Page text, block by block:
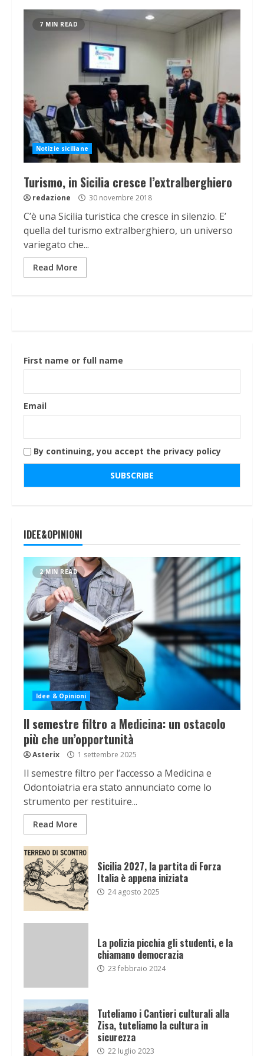
7 MIN READ
Notizie siciliane
Turismo, in Sicilia cresce l’extralberghiero
redazione 30 novembre 2018
C’è una Sicilia turistica che cresce in silenzio. E’
quella del turismo extralberghiero, un universo
variegato che...
Read More
First name or full name
Email
By continuing, you accept the privacy policy
IDEE&OPINIONI
2 MIN READ
Idee & Opinioni
Il semestre filtro a Medicina: un ostacolo
più che un’opportunità
Asterix 1 settembre 2025
Il semestre filtro per l’accesso a Medicina e
Odontoiatria era stato annunciato come lo
strumento per restituire...
Read More
Sicilia 2027, la partita di Forza
Italia è appena iniziata
24 agosto 2025
La polizia picchia gli studenti, e la
chiamano democrazia
23 febbraio 2024
Tuteliamo i Cantieri culturali alla
Zisa, tuteliamo la cultura in
sicurezza
22 luglio 2023